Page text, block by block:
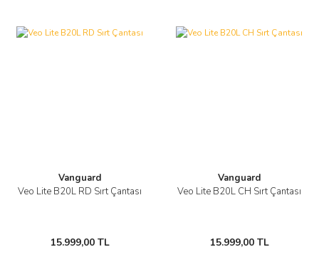
Vanguard
Veo Lite B20L RD Sırt Çantası
15.999,00 TL
Vanguard
Veo Lite B20L CH Sırt Çantası
15.999,00 TL